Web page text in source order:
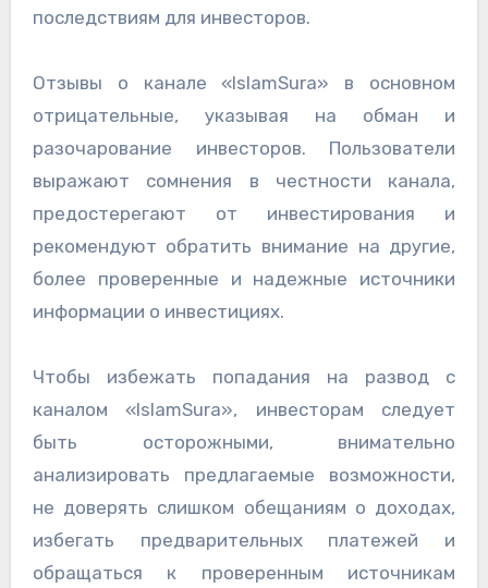
последствиям для инвесторов.
Отзывы о канале «IslamSura» в основном
отрицательные, указывая на обман и
разочарование инвесторов. Пользователи
выражают сомнения в честности канала,
предостерегают от инвестирования и
рекомендуют обратить внимание на другие,
более проверенные и надежные источники
информации о инвестициях.
Чтобы избежать попадания на развод с
каналом «IslamSura», инвесторам следует
быть осторожными, внимательно
анализировать предлагаемые возможности,
не доверять слишком обещаниям о доходах,
избегать предварительных платежей и
обращаться к проверенным источникам